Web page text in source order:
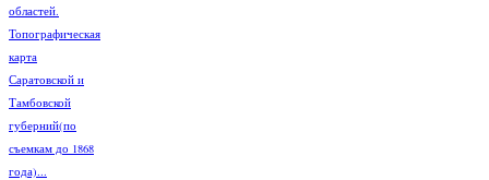
областей.
Топографическая
карта
Саратовской и
Тамбовской
губерний(по
съемкам до 1868
года)...